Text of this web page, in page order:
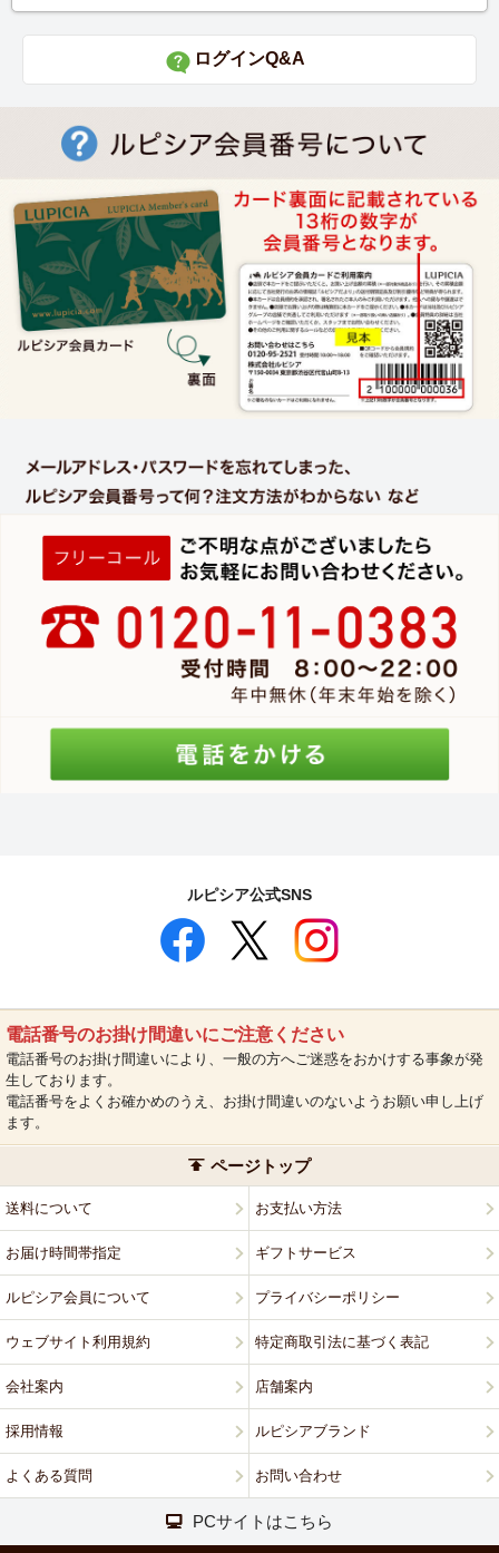
ルピシア公式SNS
電話番号のお掛け間違いにご注意ください
電話番号のお掛け間違いにより、一般の方へご迷惑をおかけする事象が発
生しております。
電話番号をよくお確かめのうえ、お掛け間違いのないようお願い申し上げ
ます。
ページトップ
送料について お支払い方法
お届け時間帯指定 ギフトサービス
ルピシア会員について プライバシーポリシー
ウェブサイト利用規約 特定商取引法に基づく表記
会社案内 店舗案内
採用情報 ルピシアブランド
よくある質問 お問い合わせ
PCサイトはこちら